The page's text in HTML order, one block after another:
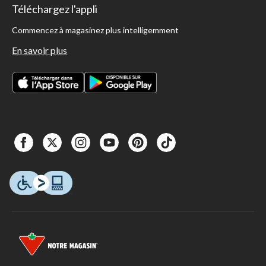
Téléchargez l'appli
Commencez à magasinez plus intelligemment
En savoir plus